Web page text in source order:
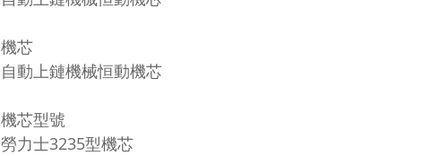
機芯
自動上鏈機械恒動機芯
機芯型號
勞力士3235型機芯